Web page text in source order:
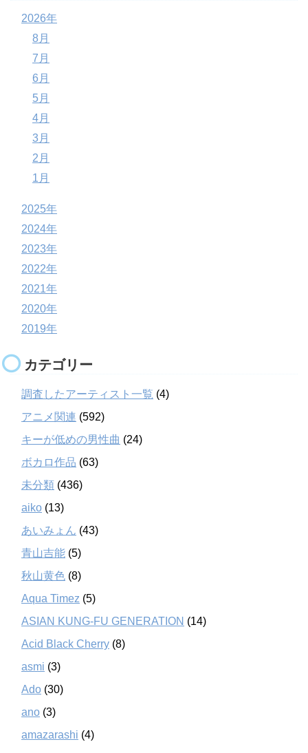
2026年
8月
7月
6月
5月
4月
3月
2月
1月
2025年
2024年
2023年
2022年
2021年
2020年
2019年
カテゴリー
調査したアーティスト一覧 (4)
アニメ関連 (592)
キーが低めの男性曲 (24)
ボカロ作品 (63)
未分類 (436)
aiko (13)
あいみょん (43)
青山吉能 (5)
秋山黄色 (8)
Aqua Timez (5)
ASIAN KUNG-FU GENERATION (14)
Acid Black Cherry (8)
asmi (3)
Ado (30)
ano (3)
amazarashi (4)